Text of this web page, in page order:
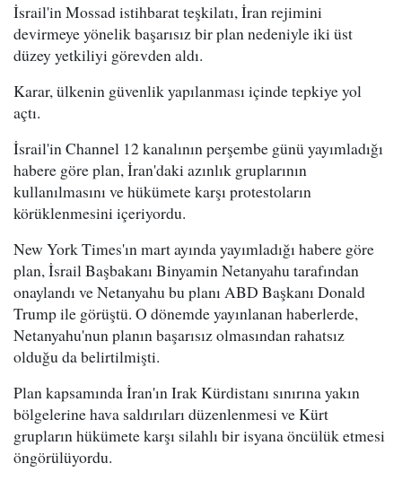
İsrail'in Mossad istihbarat teşkilatı, İran rejimini
devirmeye yönelik başarısız bir plan nedeniyle iki üst
düzey yetkiliyi görevden aldı.
Karar, ülkenin güvenlik yapılanması içinde tepkiye yol
açtı.
İsrail'in Channel 12 kanalının perşembe günü yayımladığı
habere göre plan, İran'daki azınlık gruplarının
kullanılmasını ve hükümete karşı protestoların
körüklenmesini içeriyordu.
New York Times'ın mart ayında yayımladığı habere göre
plan, İsrail Başbakanı Binyamin Netanyahu tarafından
onaylandı ve Netanyahu bu planı ABD Başkanı Donald
Trump ile görüştü. O dönemde yayınlanan haberlerde,
Netanyahu'nun planın başarısız olmasından rahatsız
olduğu da belirtilmişti.
Plan kapsamında İran'ın Irak Kürdistanı sınırına yakın
bölgelerine hava saldırıları düzenlenmesi ve Kürt
grupların hükümete karşı silahlı bir isyana öncülük etmesi
öngörülüyordu.